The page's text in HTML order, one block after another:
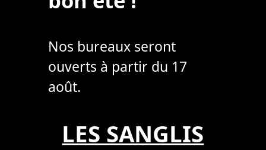
Nos bureaux seront
ouverts à partir du 17
août.
LES SANGLIS